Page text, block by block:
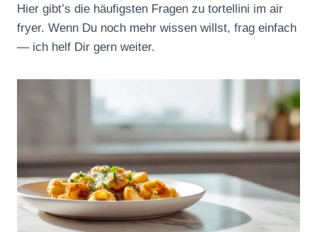
Hier gibt’s die häufigsten Fragen zu tortellini im air
fryer. Wenn Du noch mehr wissen willst, frag einfach
— ich helf Dir gern weiter.